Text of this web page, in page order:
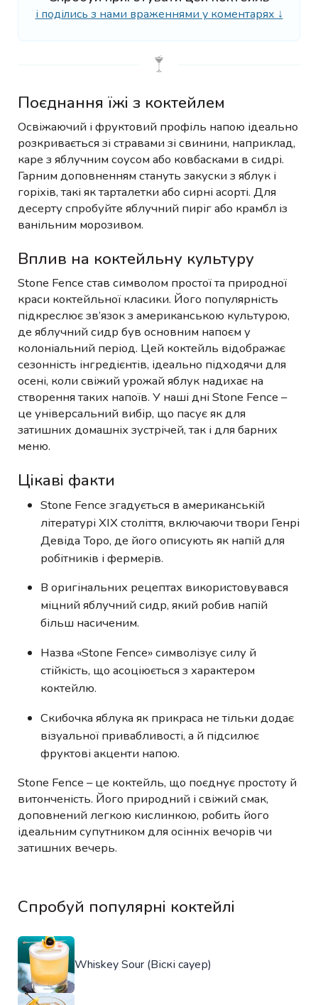
і поділись з нами враженнями у коментарях ↓
Поєднання їжі з коктейлем
Освіжаючий і фруктовий профіль напою ідеально
розкривається зі стравами зі свинини, наприклад,
каре з яблучним соусом або ковбасками в сидрі.
Гарним доповненням стануть закуски з яблук і
горіхів, такі як тарталетки або сирні асорті. Для
десерту спробуйте яблучний пиріг або крамбл із
ванільним морозивом.
Вплив на коктейльну культуру
Stone Fence став символом простої та природної
краси коктейльної класики. Його популярність
підкреслює зв’язок з американською культурою,
де яблучний сидр був основним напоєм у
колоніальний період. Цей коктейль відображає
сезонність інгредієнтів, ідеально підходячи для
осені, коли свіжий урожай яблук надихає на
створення таких напоїв. У наші дні Stone Fence –
це універсальний вибір, що пасує як для
затишних домашніх зустрічей, так і для барних
меню.
Цікаві факти
Stone Fence згадується в американській
літературі XIX століття, включаючи твори Генрі
Девіда Торо, де його описують як напій для
робітників і фермерів.
В оригінальних рецептах використовувався
міцний яблучний сидр, який робив напій
більш насиченим.
Назва «Stone Fence» символізує силу й
стійкість, що асоціюється з характером
коктейлю.
Скибочка яблука як прикраса не тільки додає
візуальної привабливості, а й підсилює
фруктові акценти напою.
Stone Fence – це коктейль, що поєднує простоту й
витонченість. Його природний і свіжий смак,
доповнений легкою кислинкою, робить його
ідеальним супутником для осінніх вечорів чи
затишних вечерь.
Спробуй популярні коктейлі
Whiskey Sour (Віскі сауер)